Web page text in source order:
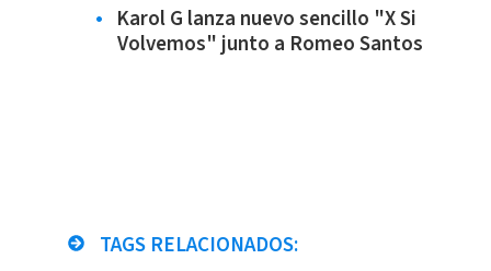
Karol G lanza nuevo sencillo "X Si
Volvemos" junto a Romeo Santos
TAGS RELACIONADOS: